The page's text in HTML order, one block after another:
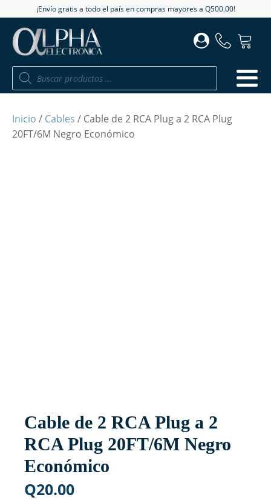
¡Envío gratis a todo el país en compras mayores a Q500.00!
Búsqueda
productos
Inicio / Cables / Cable de 2 RCA Plug a 2 RCA Plug
20FT/6M Negro Económico
Cable de 2 RCA Plug a 2
RCA Plug 20FT/6M Negro
Económico
Q20.00